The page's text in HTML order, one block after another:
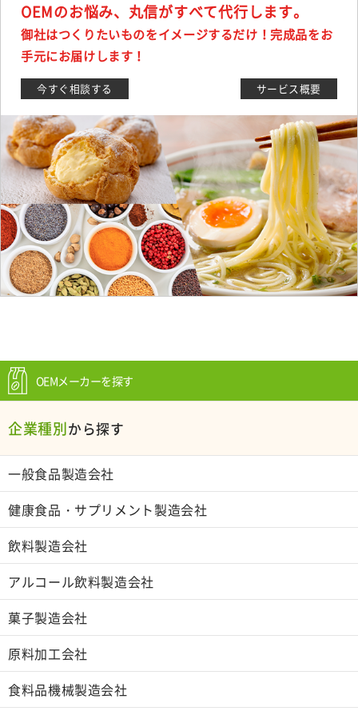
OEMメーカーを探す
企業種別から探す
一般食品製造会社
健康食品・サプリメント製造会社
飲料製造会社
アルコール飲料製造会社
菓子製造会社
原料加工会社
食料品機械製造会社
OEMのお悩み、丸信がすべて代行します。
御社はつくりたいものをイメージするだけ！完成品をお
手元にお届けします！
今すぐ相談する サービス概要